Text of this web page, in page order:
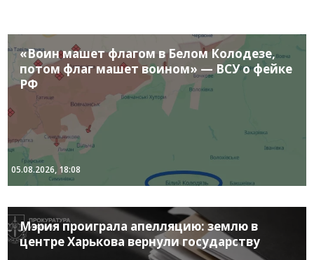
«Воин машет флагом в Белом Колодезе,
потом флаг машет воином» — ВСУ о фейке
РФ
05.08.2026, 18:08
Мэрия проиграла апелляцию: землю в
центре Харькова вернули государству